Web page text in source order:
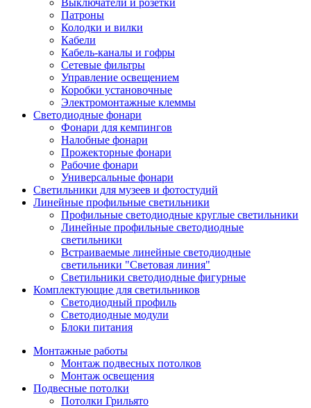
Патроны
Колодки и вилки
Кабели
Кабель-каналы и гофры
Сетевые фильтры
Управление освещением
Коробки установочные
Электромонтажные клеммы
Светодиодные фонари
Фонари для кемпингов
Налобные фонари
Прожекторные фонари
Рабочие фонари
Универсальные фонари
Светильники для музеев и фотостудий
Линейные профильные светильники
Профильные светодиодные круглые светильники
Линейные профильные светодиодные
светильники
Встраиваемые линейные светодиодные
светильники "Световая линия"
Светильники светодиодные фигурные
Комплектующие для светильников
Светодиодный профиль
Светодиодные модули
Блоки питания
Монтажные работы
Монтаж подвесных потолков
Монтаж освещения
Подвесные потолки
Потолки Грильято